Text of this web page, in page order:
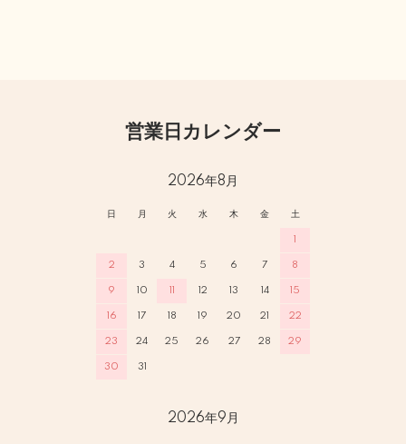
営業日カレンダー
2026年8月
日 月 火 水 木 金 土
1
2 3 4 5 6 7 8
9 10 11 12 13 14 15
16 17 18 19 20 21 22
23 24 25 26 27 28 29
30 31
2026年9月